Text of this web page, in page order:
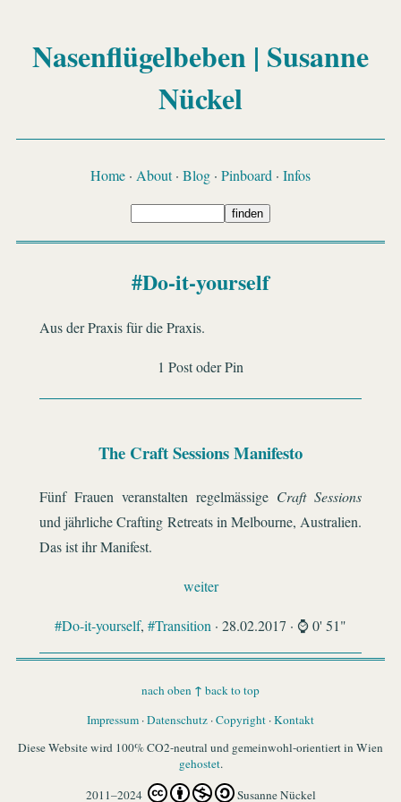
Nasenflügelbeben | Susanne
Nückel
Home · About· Blog · Pinboard · Infos
#Do-it-yourself
Aus der Praxis für die Praxis.
1 Post oder Pin
The Craft Sessions Manifesto
Fünf Frauen veranstalten regelmässige Craft Sessions
und jährliche Crafting Retreats in Melbourne, Australien.
Das ist ihr Manifest.
weiter
#Do-it-yourself, #Transition · 28.02.2017 · ⌚ 0' 51"
nach oben ↑ back to top
Impressum ·Datenschutz ·Copyright ·Kontakt
Diese Website wird 100% CO2-neutral und gemeinwohl-orientiert in Wien
gehostet.
2011–2024
Susanne Nückel